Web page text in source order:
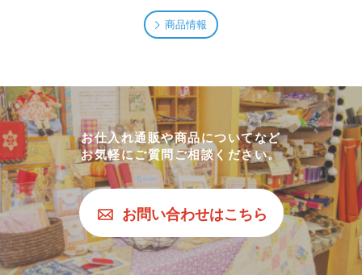
商品情報
お仕入れ通販や商品についてなど
お気軽にご質問ご相談ください。
お問い合わせはこちら